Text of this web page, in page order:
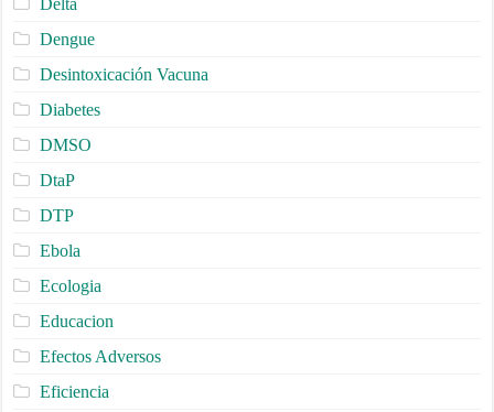
Delta
Dengue
Desintoxicación Vacuna
Diabetes
DMSO
DtaP
DTP
Ebola
Ecologia
Educacion
Efectos Adversos
Eficiencia